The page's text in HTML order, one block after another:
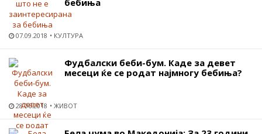
бебиња
07.09.2018 КУЛТУРА
Фудбалски беби-бум. Каде за девет
месеци ќе се родат најмногу бебиња?
28.06.2018 ЖИВОТ